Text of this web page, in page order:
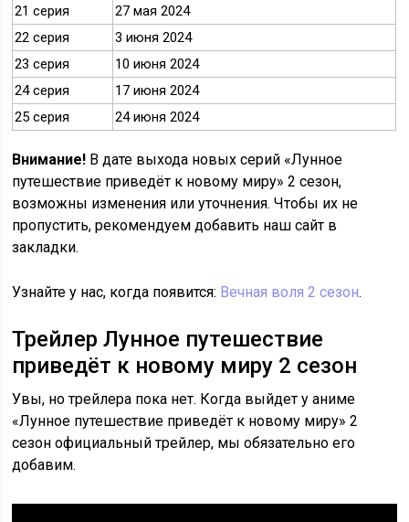
21 серия
27 мая 2024
22 серия
3 июня 2024
23 серия
10 июня 2024
24 серия
17 июня 2024
25 серия
24 июня 2024
Внимание! В дате выхода новых серий «Лунное
путешествие приведёт к новому миру» 2 сезон,
возможны изменения или уточнения. Чтобы их не
пропустить, рекомендуем добавить наш сайт в
закладки.
Узнайте у нас, когда появится: Вечная воля 2 сезон.
Трейлер Лунное путешествие
приведёт к новому миру 2 сезон
Увы, но трейлера пока нет. Когда выйдет у аниме
«Лунное путешествие приведёт к новому миру» 2
сезон официальный трейлер, мы обязательно его
добавим.